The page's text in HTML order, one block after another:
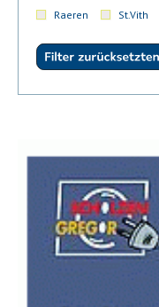
Raeren
St.Vith